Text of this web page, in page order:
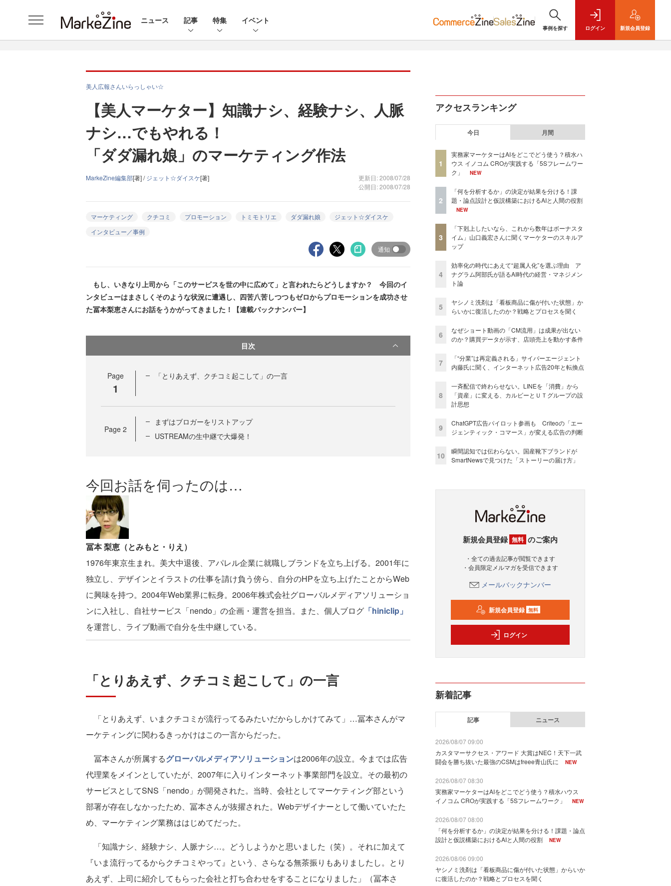
ニュース 記事 特集 イベント
事例を探す ログイン 新規会員登録
美人広報さんいらっしゃい☆
【美人マーケター】知識ナシ、経験ナシ、人脈
ナシ…でもやれる！
「ダダ漏れ娘」のマーケティング作法
MarkeZine編集部[著] /ジェット☆ダイスケ[著]
更新日: 2008/07/28
公開日: 2008/07/28
マーケティング クチコミ プロモーション トミモトリエ ダダ漏れ娘
ジェット☆ダイスケ
インタビュー／事例
通知
もし、いきなり上司から「このサービスを世の中に広めて」と言われたらどうしますか？ 今回のイ
ンタビューはまさしくそのような状況に遭遇し、四苦八苦しつつもゼロからプロモーションを成功させ
た冨本梨恵さんにお話をうかがってきました！【連載バックナンバー】
目次
Page
1
「とりあえず、クチコミ起こして」の一言
Page 2
まずはブロガーをリストアップ
USTREAMの生中継で大爆発！
今回お話を伺ったのは…
冨本 梨恵（とみもと・りえ）
1976年東京生まれ。美大中退後、アパレル企業に就職しブランドを立ち上げる。2001年に
独立し、デザインとイラストの仕事を請け負う傍ら、自分のHPを立ち上げたことからWeb
に興味を持つ。2004年Web業界に転身。2006年株式会社グローバルメディアソリューショ
ンに入社し、自社サービス「nendo」の企画・運営を担当。また、個人ブログ 「hiniclip」
を運営し、ライブ動画で自分を生中継している。
「とりあえず、クチコミ起こして」の一言
「とりあえず、いまクチコミが流行ってるみたいだからしかけてみて」…冨本さんがマ
ーケティングに関わるきっかけはこの一言からだった。
冨本さんが所属するグローバルメディアソリューションは2006年の設立。今までは広告
代理業をメインとしていたが、2007年に入りインターネット事業部門を設立。その最初の
サービスとしてSNS「nendo」が開発された。当時、会社としてマーケティング部という
部署が存在しなかったため、冨本さんが抜擢された。Webデザイナーとして働いていたた
め、マーケティング業務ははじめてだった。
「知識ナシ、経験ナシ、人脈ナシ…。どうしようかと思いました（笑）。それに加えて
『いま流行ってるからクチコミやって』という、さらなる無茶振りもありましたし。とり
あえず、上司に紹介してもらった会社と打ち合わせをすることになりました」（冨本さ
アクセスランキング
今日 月間
1
実務家マーケターはAIをどこでどう使う？積水ハ
ウス イノコム CROが実践する「5Sフレームワー
ク」
NEW
2
「何を分析するか」の決定が結果を分ける！課
題・論点設計と仮説構築におけるAIと人間の役割
NEW
3
「下剋上したいなら、これから数年はボーナスタ
イム」山口義宏さんに聞くマーケターのスキルア
ップ
4
効率化の時代にあえて“超属人化”を選ぶ理由 ア
ナグラム阿部氏が語るAI時代の経営・マネジメン
ト論
5
ヤシノミ洗剤は「看板商品に傷が付いた状態」か
らいかに復活したのか？戦略とプロセスを聞く
6
なぜショート動画の「CM流用」は成果が出ない
のか？購買データが示す、店頭売上を動かす条件
7
「“分業”は再定義される」サイバーエージェント
内藤氏に聞く、インターネット広告20年と転換点
8
一斉配信で終わらせない。LINEを「消費」から
「資産」に変える、カルビーとＵＴグループの設
計思想
9
ChatGPT広告パイロット参画も Criteoの「エー
ジェンティック・コマース」が変える広告の判断
10
瞬間認知では伝わらない。国産靴下ブランドが
SmartNewsで見つけた「ストーリーの届け方」
新規会員登録 無料 のご案内
・全ての過去記事が閲覧できます
・会員限定メルマガを受信できます
メールバックナンバー
新規会員登録 無料
ログイン
新着記事
記事 ニュース
2026/08/07 09:00
カスタマーサクセス・アワード 大賞はNEC！天下一武
闘会を勝ち抜いた最強のCSMはfreee青山氏に
NEW
2026/08/07 08:30
実務家マーケターはAIをどこでどう使う？積水ハウス
イノコム CROが実践する「5Sフレームワーク」
NEW
2026/08/07 08:00
「何を分析するか」の決定が結果を分ける！課題・論点
設計と仮説構築におけるAIと人間の役割
NEW
2026/08/06 09:00
ヤシノミ洗剤は「看板商品に傷が付いた状態」からいか
に復活したのか？戦略とプロセスを聞く